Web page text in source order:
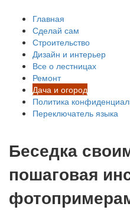
Главная
Сделай сам
Строительство
Дизайн и интерьер
Все о лестницах
Ремонт
Дача и огород
Политика
Переключатель языка
Беседка
пошаговая